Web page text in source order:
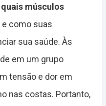
quais músculos
e como suas
sua saúde. Às
em um grupo
tensão e dor em
nas costas. Portanto,